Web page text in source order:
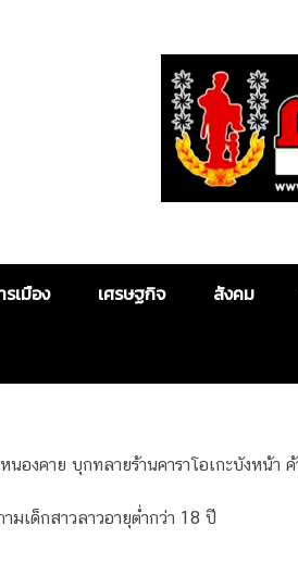
รเมือง เศรษฐกิจ สังคม
นองคาย บุกทลายร้านคาราโอเกะบังหน้า